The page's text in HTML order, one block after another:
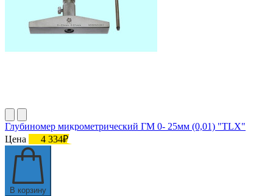
Глубиномер микрометрический ГМ 0- 25мм (0,01) "TLX"
Цена
4 334₽
В корзину